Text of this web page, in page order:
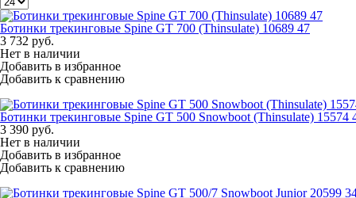
Ботинки трекинговые Spine GT 700 (Thinsulate) 10689 47
3 732 руб.
Нет в наличии
Добавить в избранное
Добавить к сравнению
Ботинки трекинговые Spine GT 500 Snowboot (Thinsulate) 15574
3 390 руб.
Нет в наличии
Добавить в избранное
Добавить к сравнению